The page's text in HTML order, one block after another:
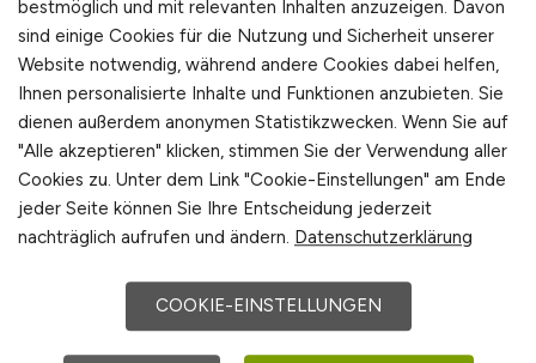
Softwareentwickler(m/w/d)
Fette Compacting GmbH
Schwarzenbek bei Hamburg
bestmöglich und mit relevanten Inhalten anzuzeigen. Davon
sind einige Cookies für die Nutzung und Sicherheit unserer
Website notwendig, während andere Cookies dabei helfen,
Ihnen personalisierte Inhalte und Funktionen anzubieten. Sie
dienen außerdem anonymen Statistikzwecken. Wenn Sie auf
"Alle akzeptieren" klicken, stimmen Sie der Verwendung aller
Cookies zu. Unter dem Link "Cookie-Einstellungen" am Ende
jeder Seite können Sie Ihre Entscheidung jederzeit
nachträglich aufrufen und ändern. Datenschutzerklärung
COOKIE-EINSTELLUNGEN